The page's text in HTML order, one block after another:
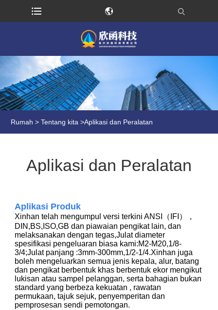
Rumah > Tentang kita >Aplikasi dan Peralatan
Aplikasi dan Peralatan
Aplikasi Produk
Xinhan telah mengumpul versi terkini ANSI（IFI），
DIN,BS,ISO,GB dan piawaian pengikat lain, dan
melaksanakan dengan tegas,Julat diameter
spesifikasi pengeluaran biasa kami:M2-M20,1/8-
3/4;Julat panjang :3mm-300mm,1/2-1/4.Xinhan juga
boleh mengeluarkan semua jenis kepala, alur, batang
dan pengikat berbentuk khas berbentuk ekor mengikut
lukisan atau sampel pelanggan, serta bahagian bukan
standard yang berbeza kekuatan , rawatan
permukaan, tajuk sejuk, penyemperitan dan
pemprosesan sendi pemotongan.